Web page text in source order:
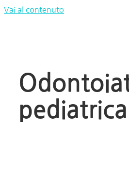
Vai al contenuto
pediatrica